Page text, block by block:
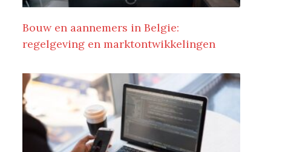
Bouw en aannemers in Belgie:
regelgeving en marktontwikkelingen